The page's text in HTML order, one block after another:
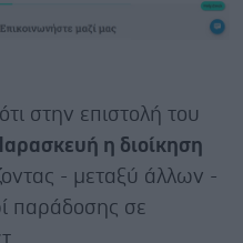
στην επιστολή του
η διοίκηση
- μεταξύ άλλων -
παράδοσης σε